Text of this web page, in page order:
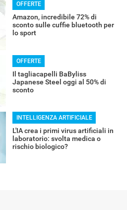
OFFERTE
Amazon, incredibile 72% di
sconto sulle cuffie bluetooth per
lo sport
OFFERTE
Il tagliacapelli BaByliss
Japanese Steel oggi al 50% di
sconto
INTELLIGENZA ARTIFICIALE
L'IA crea i primi virus artificiali in
laboratorio: svolta medica o
rischio biologico?